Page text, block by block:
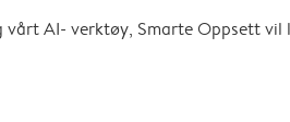
vårt AI- verktøy, Smarte Oppsett vil